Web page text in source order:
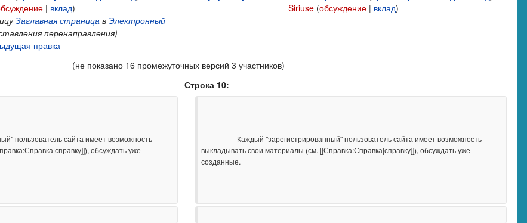
| вклад)
Заглавная страница в Электронный
перенаправления)
правка
Siriuse (обсуждение | вклад)
(не показано 16 промежуточных версий 3 участников)
Строка 10:
обсуждать уже
выкладывать свои материалы (см. [[Справка:Справка|справку]]), обсуждать уже
созданные.